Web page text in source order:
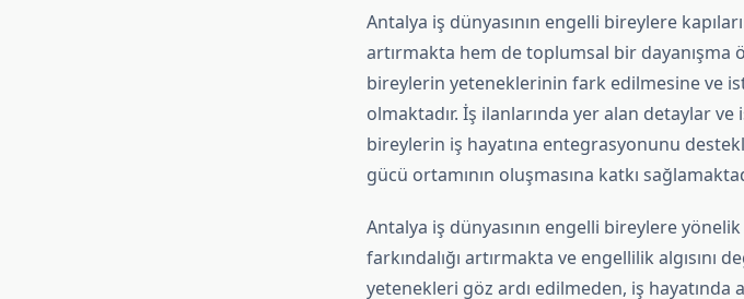
Antalya iş dünyasının engelli bireylere
artırmakta hem de toplumsal bir dayanışma
bireylerin yeteneklerinin fark edilmesine ve
olmaktadır. İş ilanlarında yer alan detaylar
bireylerin iş hayatına entegrasyonunu
gücü ortamının oluşmasına katkı
Antalya iş dünyasının engelli bireylere
farkındalığı artırmakta ve engellilik
yetenekleri göz ardı edilmeden, iş hayatında